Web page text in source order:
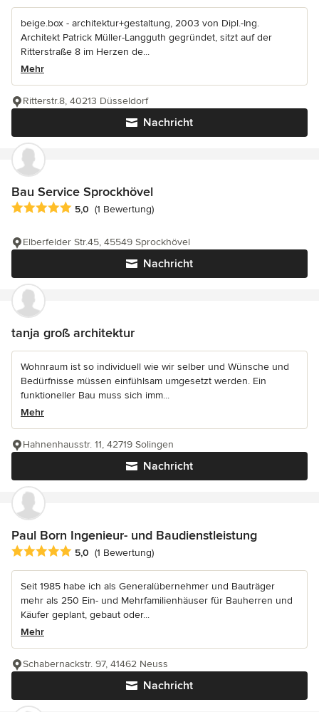
beige.box - architektur+gestaltung, 2003 von Dipl.-Ing.
Architekt Patrick Müller-Langguth gegründet, sitzt auf der
Ritterstraße 8 im Herzen de...
Mehr
Nachricht
Ritterstr.8, 40213 Düsseldorf
Bau Service Sprockhövel
Durchschnittliche Bewertung: 5 von 5 Sternen
5,0 (1 Bewertung)
Nachricht
Elberfelder Str.45, 45549 Sprockhövel
tanja groß architektur
Wohnraum ist so individuell wie wir selber und Wünsche und
Bedürfnisse müssen einfühlsam umgesetzt werden. Ein
funktioneller Bau muss sich imm...
Mehr
Nachricht
Hahnenhausstr. 11, 42719 Solingen
Paul Born Ingenieur- und Baudienstleistung
Durchschnittliche Bewertung: 5 von 5 Sternen
5,0 (1 Bewertung)
Seit 1985 habe ich als Generalübernehmer und Bauträger
mehr als 250 Ein- und Mehrfamilienhäuser für Bauherren und
Käufer geplant, gebaut oder...
Mehr
Nachricht
Schabernackstr. 97, 41462 Neuss